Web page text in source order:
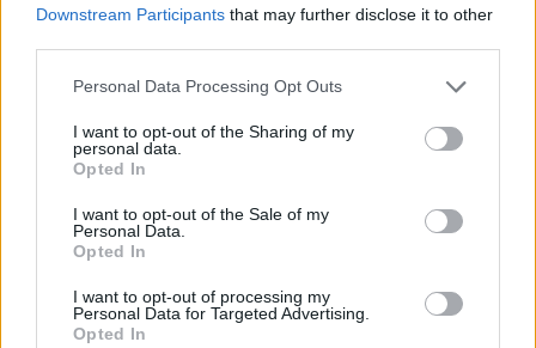
Downstream Participants that may further disclose it to other
Personal Data Processing Opt Outs
I want to opt-out of the Sharing of my
personal data.
Opted In
I want to opt-out of the Sale of my
Personal Data.
Opted In
I want to opt-out of processing my
Personal Data for Targeted Advertising.
Opted In
BUSTO ARSIZIO
Pasqua di solidarietà: i volontari di
“Diamoci una mano” riempiono le tavole